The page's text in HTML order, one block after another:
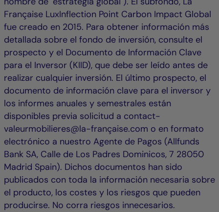
Française LuxInflection Point Carbon Impact Global
fue creado en 2015. Para obtener información más
detallada sobre el fondo de inversión, consulte el
prospecto y el Documento de Información Clave
para el Inversor (KIID), que debe ser leído antes de
realizar cualquier inversión. El último prospecto, el
documento de información clave para el inversor y
los informes anuales y semestrales están
disponibles previa solicitud a contact-
valeurmobilieres@la-française.com o en formato
electrónico a nuestro Agente de Pagos (Allfunds
Bank SA, Calle de Los Padres Dominicos, 7 28050
Madrid Spain). Dichos documentos han sido
publicados con toda la información necesaria sobre
el producto, los costes y los riesgos que pueden
producirse. No corra riesgos innecesarios.